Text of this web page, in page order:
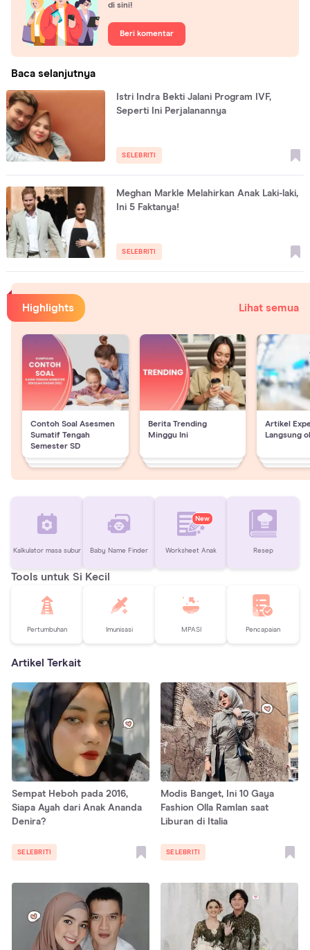
di sini!
Beri komentar
Baca selanjutnya
Istri Indra Bekti Jalani Program IVF,
Seperti Ini Perjalanannya
SELEBRITI
Meghan Markle Melahirkan Anak Laki-laki,
Ini 5 Faktanya!
SELEBRITI
Highlights Lihat semua
Contoh Soal Asesmen
Sumatif Tengah
Semester SD
Berita Trending
Minggu Ini
Artikel
Langsung
Kalkulator masa subur Baby Name Finder
New
Worksheet Anak Resep
Tools untuk Si Kecil
Pertumbuhan Imunisasi MPASI Pencapaian
Artikel Terkait
Sempat Heboh pada 2016,
Siapa Ayah dari Anak Ananda
Denira?
SELEBRITI
Modis Banget, Ini 10 Gaya
Fashion Olla Ramlan saat
Liburan di Italia
SELEBRITI